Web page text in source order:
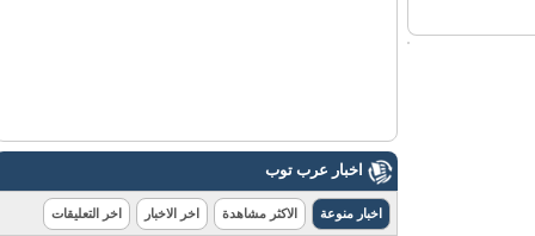
اخبار عرب توب
اخبار منوعة الاكثر مشاهدة اخر الاخبار اخر التعليقات